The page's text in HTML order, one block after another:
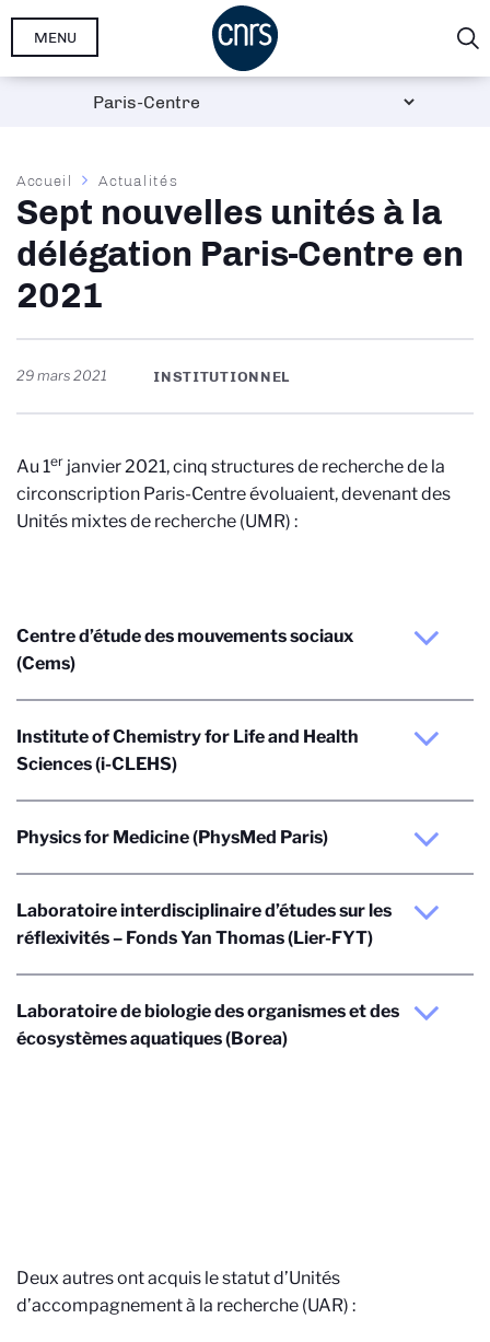
Aller
MENU
Fil
d'Ariane
Accueil Actualités
Sept nouvelles unités à la
délégation Paris-Centre en
2021
29 mars 2021 INSTITUTIONNEL
Au 1er janvier 2021, cinq structures de recherche de la
circonscription Paris-Centre évoluaient, devenant des
Unités mixtes de recherche (UMR) :
Centre d’étude des mouvements sociaux
(Cems)
Institute of Chemistry for Life and Health
Sciences (i-CLEHS)
Physics for Medicine (PhysMed Paris)
Laboratoire interdisciplinaire d’études sur les
réflexivités – Fonds Yan Thomas (Lier-FYT)
Laboratoire de biologie des organismes et des
écosystèmes aquatiques (Borea)
Deux autres ont acquis le statut d’Unités
d’accompagnement à la recherche (UAR) :